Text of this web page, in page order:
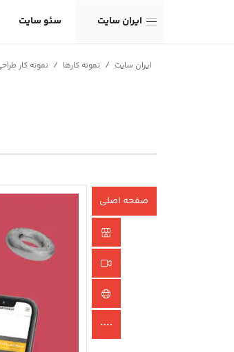
ایران سایت سئو سایت
ایران سایت / نمونه کارها / نمونه کار
صفحه اصلی